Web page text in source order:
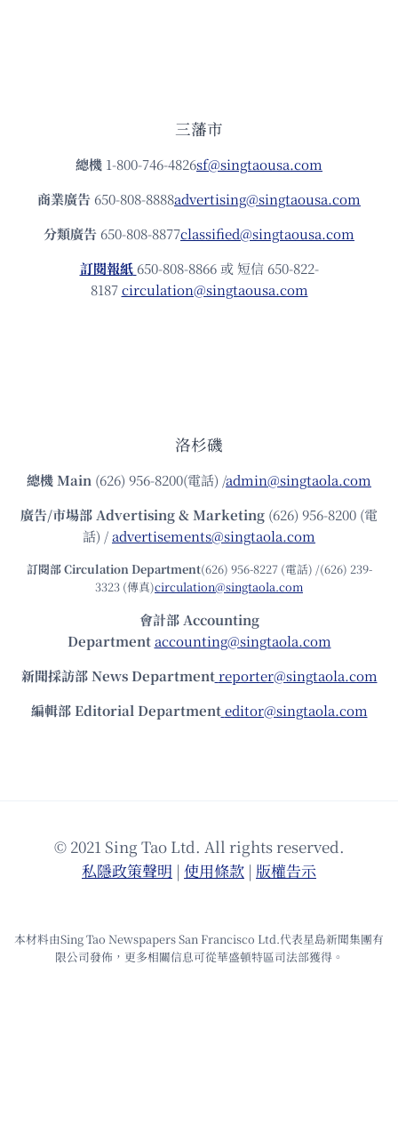
三藩市
總機 1-800-746-4826sf@singtaousa.com
商業廣告 650-808-8888advertising@singtaousa.com
分類廣告 650-808-8877classified@singtaousa.com
訂閱報紙 650-808-8866 或 短信 650-822-
8187circulation@singtaousa.com
洛杉磯
總機Main (626) 956-8200(電話) /admin@singtaola.com
廣告/市場部Advertising & Marketing (626) 956-8200 (電
話) /advertisements@singtaola.com
訂閱部 Circulation Department(626) 956-8227 (電話) /(626) 239-
3323 (傳真)circulation@singtaola.com
會計部 Accounting
Department accounting@singtaola.com
新聞採訪部 News Department reporter@singtaola.com
編輯部 Editorial Department editor@singtaola.com
© 2021 Sing Tao Ltd. All rights reserved.
私隱政策聲明 | 使⽤條款 | 版權告⽰
本材料由Sing Tao Newspapers San Francisco Ltd.代表星島新聞集團有
限公司發佈，更多相關信息可從華盛頓特區司法部獲得。